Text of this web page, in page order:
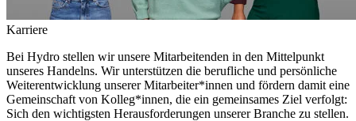
Karriere
Bei Hydro stellen wir unsere Mitarbeitenden in den Mittelpunkt
unseres Handelns. Wir unterstützen die berufliche und persönliche
Weiterentwicklung unserer Mitarbeiter*innen und fördern damit eine
Gemeinschaft von Kolleg*innen, die ein gemeinsames Ziel verfolgt:
Sich den wichtigsten Herausforderungen unserer Branche zu stellen.